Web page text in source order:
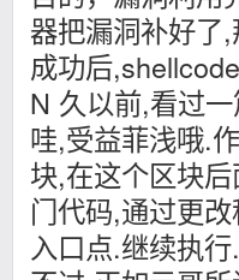
器把漏洞补好了
成功后
N 久以前,看过
哇,受益菲浅哦.
块,在这个区块
门代码,通过更
入口点.继续执行.